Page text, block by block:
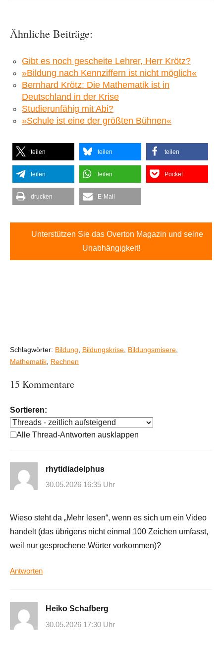
Ähnliche Beiträge:
Gibt es noch gescheite Lehrer, Herr Krötz?
»Bildung nach Kennziffern ist nicht möglich«
Bernhard Krötz: Die Mathematik ist in
Deutschland in der Krise
Studierunfähig mit Abi?
»Schule ist eine der größten Bühnen«
teilen teilen teilen
teilen teilen Pocket
drucken E-Mail
Unterstützen Sie das Overton Magazin und seine
Unabhängigkeit!
Schlagwörter: Bildung Bildungskrise Bildungsmisere
Mathematik Rechnen
15 Kommentare
Sortieren:
Alle Thread-Antworten ausklappen
rhytidiadelphus
30.05.2026 16:35 Uhr
Wieso steht da „Mehr lesen“, wenn es sich um ein Video
handelt (das übrigens nicht einmal 100 Zeichen umfasst,
weil nur gesprochene Wörter vorkommen)?
Antworten
Heiko Schafberg
30.05.2026 17:30 Uhr